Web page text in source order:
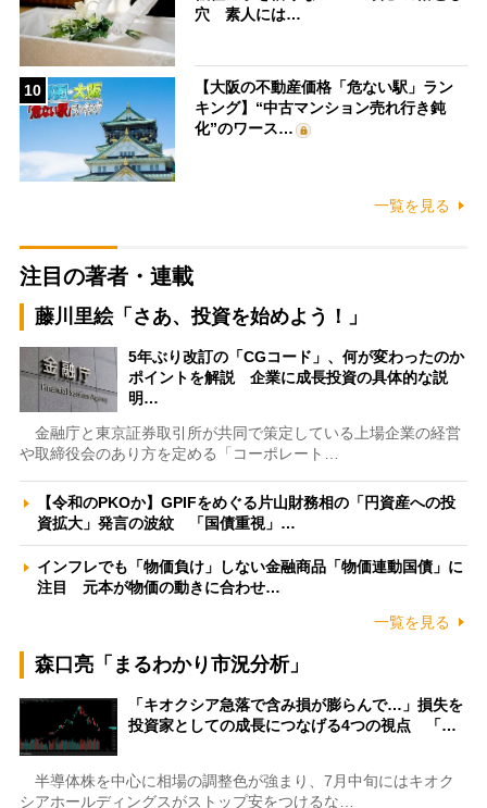
穴 素人には…
10
【大阪の不動産価格「危ない駅」ラン
キング】“中古マンション売れ行き鈍
化”のワース…
一覧を見る
注目の著者・連載
藤川里絵「さあ、投資を始めよう！」
5年ぶり改訂の「CGコード」、何が変わったのか
ポイントを解説 企業に成長投資の具体的な説
明…
金融庁と東京証券取引所が共同で策定している上場企業の経営
や取締役会のあり方を定める「コーポレート…
【令和のPKOか】GPIFをめぐる片山財務相の「円資産への投
資拡大」発言の波紋 「国債重視」…
インフレでも「物価負け」しない金融商品「物価連動国債」に
注目 元本が物価の動きに合わせ…
一覧を見る
森口亮「まるわかり市況分析」
「キオクシア急落で含み損が膨らんで…」損失を
投資家としての成長につなげる4つの視点 「…
半導体株を中心に相場の調整色が強まり、7月中旬にはキオク
シアホールディングスがストップ安をつけるな…